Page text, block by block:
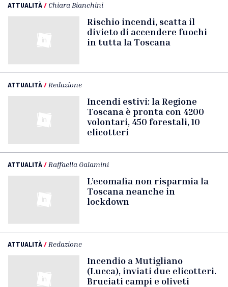
ATTUALITÀ/ Chiara Bianchini
Rischio incendi, scatta il
divieto di accendere fuochi
in tutta la Toscana
ATTUALITÀ/ Redazione
Incendi estivi: la Regione
Toscana è pronta con 4200
volontari, 450 forestali, 10
elicotteri
ATTUALITÀ/ Raffaella Galamini
L’ecomafia non risparmia la
Toscana neanche in
lockdown
ATTUALITÀ/ Redazione
Incendio a Mutigliano
(Lucca), inviati due elicotteri.
Bruciati campi e oliveti